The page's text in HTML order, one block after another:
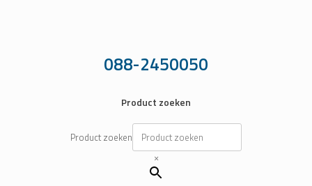
088-2450050
Product zoeken
Product zoeken
×